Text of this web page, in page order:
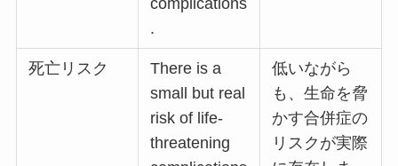
complications
.
死亡リスク
There is a
small but real
risk of life-
threatening
低いながら
も、生命を脅
かす合併症の
リスクが実際